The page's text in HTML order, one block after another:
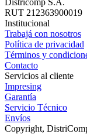
Districomp S.A.
RUT 212363900019
Institucional
Trabajá con nosotros
Política de privacidad
Términos y
Contacto
Servicios al cliente
Impresing
Garantía
Servicio Técnico
Envíos
Copyright,